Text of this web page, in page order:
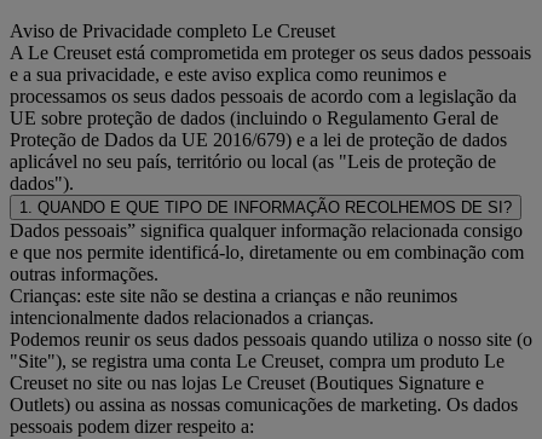
Aviso de Privacidade completo Le Creuset
A Le Creuset está comprometida em proteger os seus dados pessoais
e a sua privacidade, e este aviso explica como reunimos e
processamos os seus dados pessoais de acordo com a legislação da
UE sobre proteção de dados (incluindo o Regulamento Geral de
Proteção de Dados da UE 2016/679) e a lei de proteção de dados
aplicável no seu país, território ou local (as "Leis de proteção de
dados").
1. QUANDO E QUE TIPO DE INFORMAÇÃO RECOLHEMOS DE SI?
Dados pessoais” significa qualquer informação relacionada consigo
e que nos permite identificá-lo, diretamente ou em combinação com
outras informações.
Crianças: este site não se destina a crianças e não reunimos
intencionalmente dados relacionados a crianças.
Podemos reunir os seus dados pessoais quando utiliza o nosso site (o
"Site"), se registra uma conta Le Creuset, compra um produto Le
Creuset no site ou nas lojas Le Creuset (Boutiques Signature e
Outlets) ou assina as nossas comunicações de marketing. Os dados
pessoais podem dizer respeito a: